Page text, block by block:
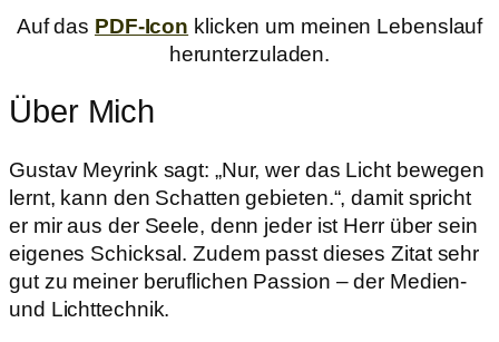
Auf das PDF-Icon klicken um meinen Lebenslauf
herunterzuladen.
Über Mich
Gustav Meyrink sagt: „Nur, wer das Licht bewegen
lernt, kann den Schatten gebieten.“, damit spricht
er mir aus der Seele, denn jeder ist Herr über sein
eigenes Schicksal. Zudem passt dieses Zitat sehr
gut zu meiner beruflichen Passion – der Medien-
und Lichttechnik.